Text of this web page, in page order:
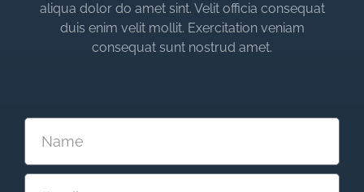
aliqua dolor do amet sint. Velit officia consequat
duis enim velit mollit. Exercitation veniam
consequat sunt nostrud amet.